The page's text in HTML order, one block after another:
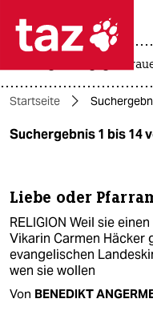
 taz
themen
öko
gesellschaft
kultur
gewalt gegen
Startseite
Suchergebnis 1 bis 14
Liebe oder
RELIGION Weil sie
Vikarin Carmen Häcker
evangelischen
wen sie wollen
Von BENEDIKT